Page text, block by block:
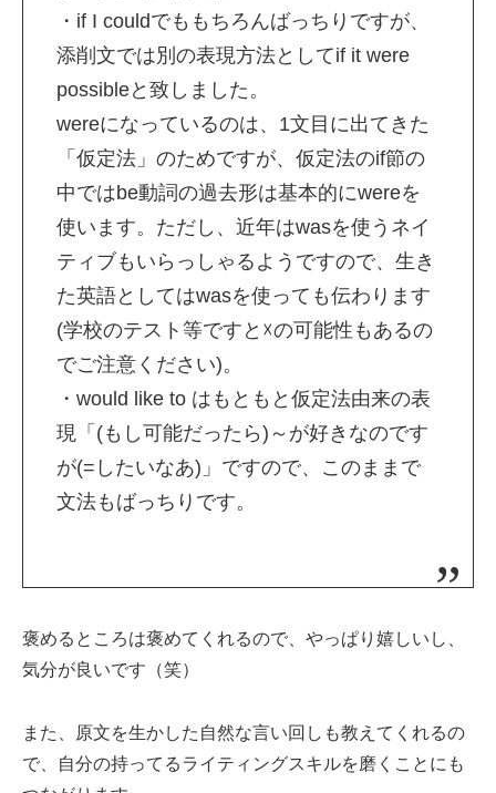
・if I couldでももちろんばっちりですが、
添削文では別の表現方法としてif it were
possibleと致しました。
wereになっているのは、1文目に出てきた
「仮定法」のためですが、仮定法のif節の
中ではbe動詞の過去形は基本的にwereを
使います。ただし、近年はwasを使うネイ
ティブもいらっしゃるようですので、生き
た英語としてはwasを使っても伝わります
(学校のテスト等ですと☓の可能性もあるの
でご注意ください)。
・would like to はもともと仮定法由来の表
現「(もし可能だったら)～が好きなのです
が(=したいなあ)」ですので、このままで
文法もばっちりです。
褒めるところは褒めてくれるので、やっぱり嬉しいし、
気分が良いです（笑）
また、原文を生かした自然な言い回しも教えてくれるの
で、自分の持ってるライティングスキルを磨くことにも